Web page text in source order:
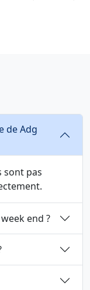
de Adg
sont pas
end ?